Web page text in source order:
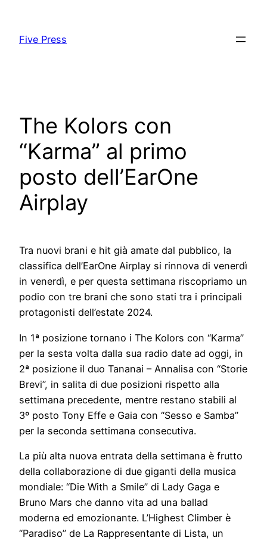
content
Five Press
The Kolors con
“Karma” al primo
posto dell’EarOne
Airplay
Tra nuovi brani e hit già amate dal pubblico, la
classifica dell’EarOne Airplay si rinnova di venerdì
in venerdì, e per questa settimana riscopriamo un
podio con tre brani che sono stati tra i principali
protagonisti dell’estate 2024.
In 1ª posizione tornano i The Kolors con “Karma”
per la sesta volta dalla sua radio date ad oggi, in
2ª posizione il duo Tananai – Annalisa con “Storie
Brevi”, in salita di due posizioni rispetto alla
settimana precedente, mentre restano stabili al
3º posto Tony Effe e Gaia con “Sesso e Samba”
per la seconda settimana consecutiva.
La più alta nuova entrata della settimana è frutto
della collaborazione di due giganti della musica
mondiale: “Die With a Smile” di Lady Gaga e
Bruno Mars che danno vita ad una ballad
moderna ed emozionante. L’Highest Climber è
“Paradiso” de La Rappresentante di Lista, un